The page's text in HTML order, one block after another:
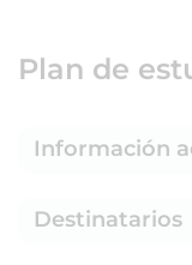
Plan de
Información
Destinatarios